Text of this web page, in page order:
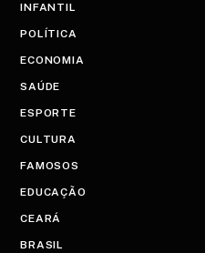
INFANTIL
POLÍTICA
ECONOMIA
SAÚDE
ESPORTE
CULTURA
FAMOSOS
EDUCAÇÃO
CEARÁ
BRASIL